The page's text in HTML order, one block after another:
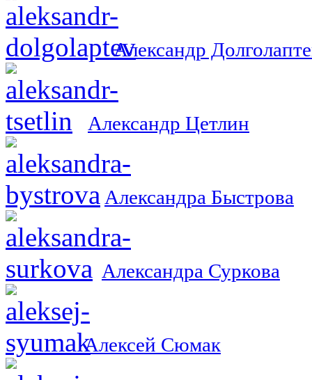
Александр
Александр Цетлин
Александра Быстрова
Александра Суркова
Алексей Сюмак